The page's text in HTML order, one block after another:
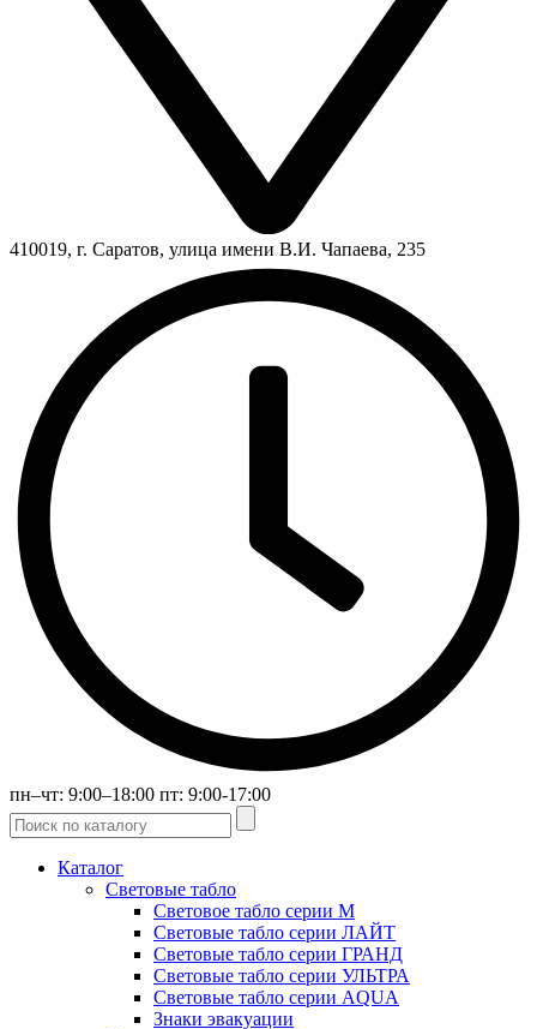
410019, г. Саратов, улица имени В.И. Чапаева, 235
пн–чт: 9:00–18:00 пт: 9:00-17:00
Каталог
Световые табло
Световое табло серии М
Световые табло серии ЛАЙТ
Световые табло серии ГРАНД
Световые табло серии УЛЬТРА
Световые табло серии AQUA
Знаки эвакуации